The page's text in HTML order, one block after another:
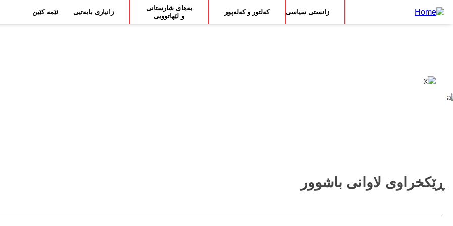
ناوەڕۆکی
Main
navigation
زانستی سیاسی کەلتور و کەلەپور
بەهای شارستانی
و لێهاتوویی
زانیاری بابەتیی ئێمە کێین
ڕێکخراوی لاوانی باشوور